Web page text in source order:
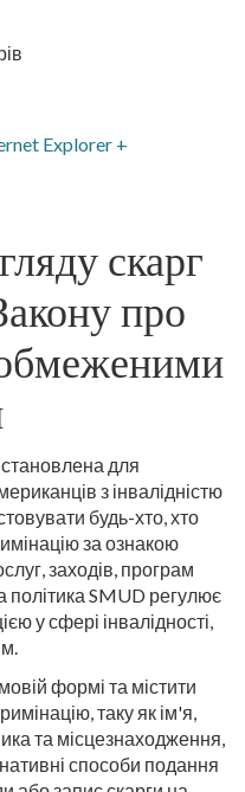
Explorer +
скарг
про
для
з інвалідністю
будь-хто, хто
за ознакою
заходів, програм
політика SMUD регулює
у сфері інвалідності,
формі та містити
таку як ім'я,
та місцезнаходження,
способи подання